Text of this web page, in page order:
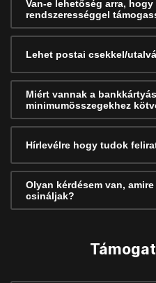
Van-e lehetőség arra,
rendszerességgel
Lehet postai csekkel/
Miért vannak a
minimumösszegekhez
Hírlevélre hogy tudok
Olyan kérdésem van,
csináljak?